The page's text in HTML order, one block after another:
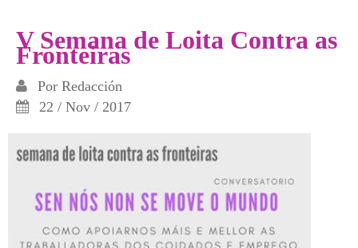
V Semana de Loita Contra as
Fronteiras
Por Redacción
22 / Nov / 2017